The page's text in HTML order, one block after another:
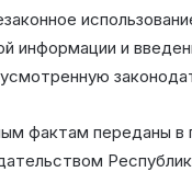
информации и
фактам переданы в